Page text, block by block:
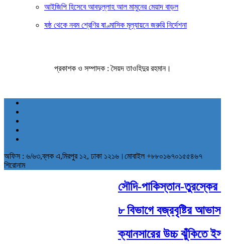
আইজিপি হিসেবে আবদুল্লাহ আল মামুনের মেয়াদ বাড়ল
ষষ্ঠ থেকে নবম শ্রেণির ষাণ্মাসিক মূল্যায়নে জরুরি নির্দেশনা
প্রকাশক ও সম্পাদক : সৈয়দ তাওহিদুর রহমান।
অফিস : ৬/৬৩,ব্লক এ,মিরপুর ১২, ঢাকা ১২১৬।মোবাইল +৮৮০১৬৭০১৫৫৪৬৭
শিরোনাম
সৌদি-পাকিস্তান-তুরস্কের
৮ বিভাগে বজ্রবৃষ্টির আভাস,
ক্যানসারের উচ্চ ঝুঁকিতে